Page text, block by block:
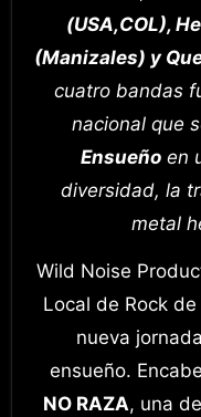
(USA,COL),
(Manizales) y
cuatro bandas
nacional que
Ensueño en
diversidad, la
metal
Wild Noise
Local de Rock
nueva
ensueño.
NO RAZA, una